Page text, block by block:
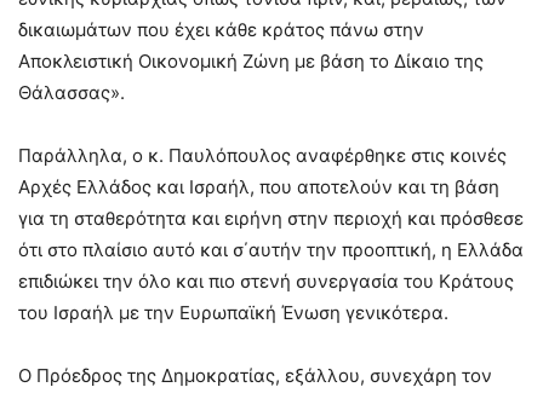
δικαιωμάτων που έχει κάθε κράτος πάνω στην
Αποκλειστική Οικονομική Ζώνη με βάση το Δίκαιο της
Θάλασσας».
Παράλληλα, ο κ. Παυλόπουλος αναφέρθηκε στις κοινές
Αρχές Ελλάδος και Ισραήλ, που αποτελούν και τη βάση
για τη σταθερότητα και ειρήνη στην περιοχή και πρόσθεσε
ότι στο πλαίσιο αυτό και σ΄αυτήν την προοπτική, η Ελλάδα
επιδιώκει την όλο και πιο στενή συνεργασία του Κράτους
του Ισραήλ με την Ευρωπαϊκή Ένωση γενικότερα.
Ο Πρόεδρος της Δημοκρατίας, εξάλλου, συνεχάρη τον